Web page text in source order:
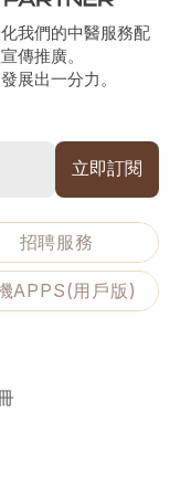
我們的中醫服務配
傳推廣。
展出一分力。
招聘服務
APPS(用戶版)